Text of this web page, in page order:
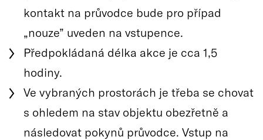
kontakt na průvodce bude pro případ
„nouze” uveden na vstupence.
Předpokládaná délka akce je cca 1,5
hodiny.
Ve vybraných prostorách je třeba se chovat
s ohledem na stav objektu obezřetně a
následovat pokynů průvodce. Vstup na